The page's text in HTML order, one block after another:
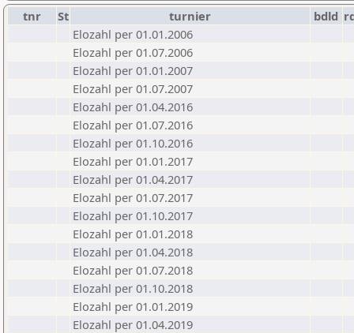
tnr St turnier bdld
Elozahl per 01.01.2006
Elozahl per 01.07.2006
Elozahl per 01.01.2007
Elozahl per 01.07.2007
Elozahl per 01.04.2016
Elozahl per 01.07.2016
Elozahl per 01.10.2016
Elozahl per 01.01.2017
Elozahl per 01.04.2017
Elozahl per 01.07.2017
Elozahl per 01.10.2017
Elozahl per 01.01.2018
Elozahl per 01.04.2018
Elozahl per 01.07.2018
Elozahl per 01.10.2018
Elozahl per 01.01.2019
Elozahl per 01.04.2019